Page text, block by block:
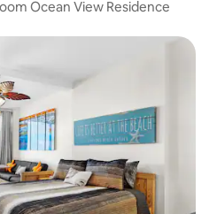
Ocean View Residence